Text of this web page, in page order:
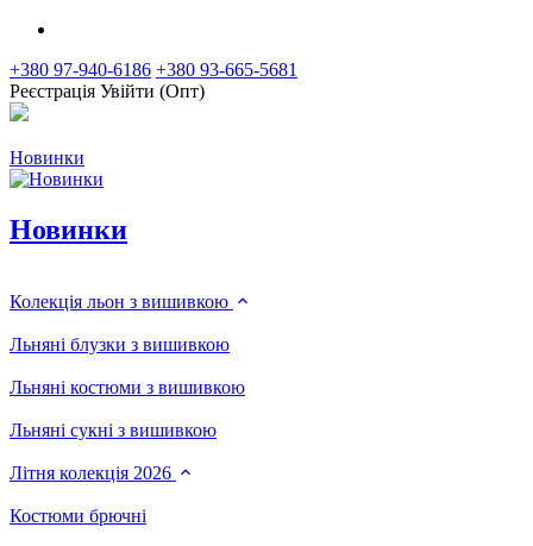
+380 97-940-6186 +380 93-665-5681
Реєстрація Увійти (Опт)
Новинки
Новинки
Колекція льон з вишивкою
Льняні блузки з вишивкою
Льняні костюми з вишивкою
Льняні сукні з вишивкою
Літня колекція 2026
Костюми брючні